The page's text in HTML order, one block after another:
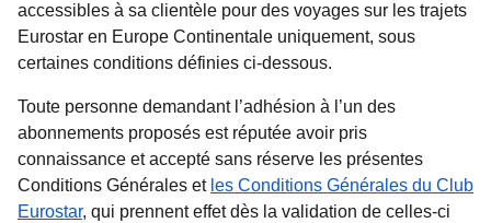
accessibles à sa clientèle pour des voyages sur les trajets
Eurostar en Europe Continentale uniquement, sous
certaines conditions définies ci-dessous.
Toute personne demandant l’adhésion à l’un des
abonnements proposés est réputée avoir pris
connaissance et accepté sans réserve les présentes
Conditions Générales et les Conditions Générales du Club
Eurostar, qui prennent effet dès la validation de celles-ci